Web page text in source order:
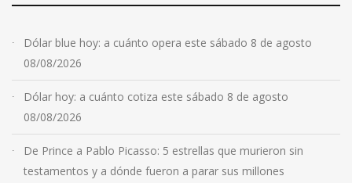
Dólar blue hoy: a cuánto opera este sábado 8 de agosto
08/08/2026
Dólar hoy: a cuánto cotiza este sábado 8 de agosto
08/08/2026
De Prince a Pablo Picasso: 5 estrellas que murieron sin
testamentos y a dónde fueron a parar sus millones